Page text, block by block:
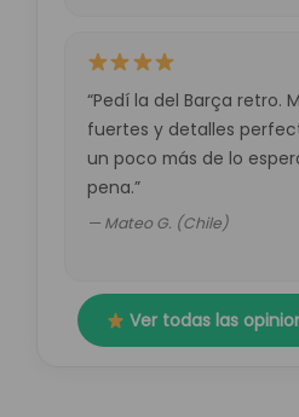
“Pedí la del Barça retro.
fuertes y detalles
un poco más de lo
pena.”
— Mateo G. (Chile)
Ver todas las